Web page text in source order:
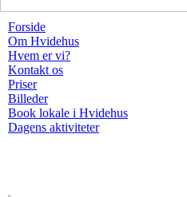
Forside
Om Hvidehus
Hvem er vi?
Kontakt os
Priser
Billeder
Book lokale i Hvidehus
Dagens aktiviteter